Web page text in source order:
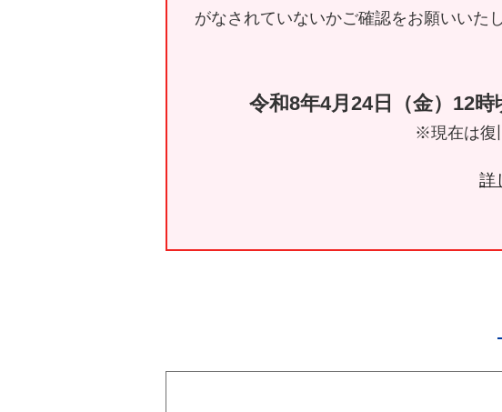
がなされていないかご確認をお願いいたし
令和8年4月24日（金）12
※現在は復
詳